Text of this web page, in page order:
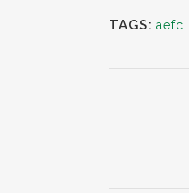
TAGS: aefc